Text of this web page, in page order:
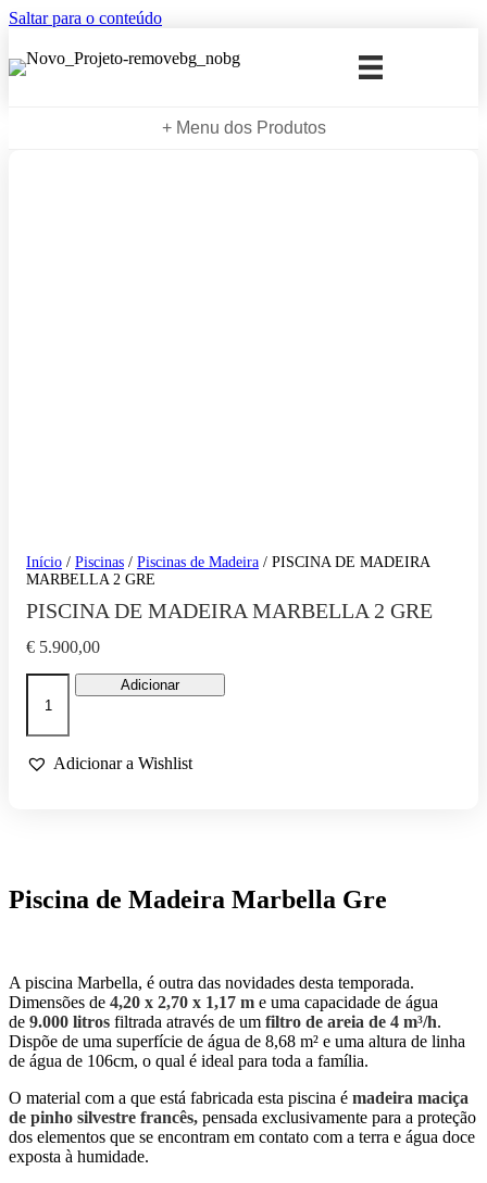
Saltar para o conteúdo
+ Menu dos Produtos
Início / Piscinas / Piscinas de Madeira / PISCINA DE MADEIRA
MARBELLA 2 GRE
PISCINA DE MADEIRA MARBELLA 2 GRE
€ 5.900,00
Quantidade
DE
MADEIRA
Adicionar
Adicionar a Wishlist
Piscina de Madeira Marbella Gre
A piscina Marbella, é outra das novidades desta temporada.
Dimensões de 4,20 x 2,70 x 1,17 m e uma capacidade de água
de 9.000 litros filtrada através de um filtro de areia de 4 m³/h.
Dispõe de uma superfície de água de 8,68 m² e uma altura de linha
de água de 106cm, o qual é ideal para toda a família.
O material com a que está fabricada esta piscina é madeira maciça
de pinho silvestre francês, pensada exclusivamente para a proteção
dos elementos que se encontram em contato com a terra e água doce
exposta à humidade.